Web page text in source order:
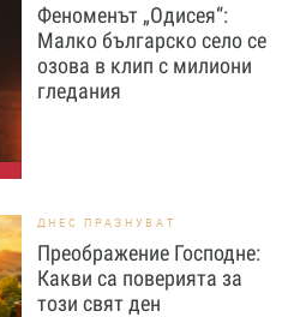
Феноменът „Одисея“:
Малко българско село се
озова в клип с милиони
гледания
ДНЕС ПРАЗНУВАТ
Преображение Господне:
Какви са поверията за
този свят ден